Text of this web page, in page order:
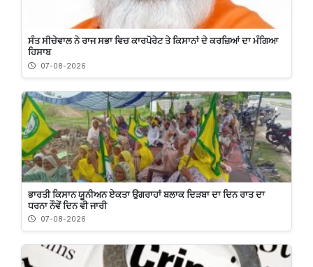
ਸੰਤ ਸੀਚੇਵਾਲ ਨੇ ਰਾਜ ਸਭਾ ਵਿਚ ਕਾਰਪੋਰੇਟ ਤੇ ਕਿਸਾਨਾਂ ਦੇ ਕਰਜ਼ਿਆਂ ਦਾ ਮੰਗਿਆ
ਹਿਸਾਬ
07-08-2026
ਭਾਰਤੀ ਕਿਸਾਨ ਯੂਨੀਅਨ ਏਕਤਾ ਉਗਰਾਹਾਂ ਬਲਾਕ ਦਿੜਬਾ ਦਾ ਦਿਨ ਰਾਤ ਦਾ
ਧਰਨਾ ਨੌਵੇਂ ਦਿਨ ਵੀ ਜਾਰੀ
07-08-2026